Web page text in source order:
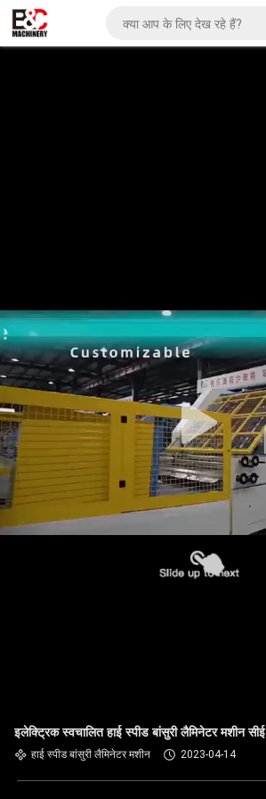
इलेक्ट्रिक स्वचालित हाई स्पीड बांसुरी लैमिनेटर मशीन सीई
हाई स्पीड बांसुरी लैमिनेटर मशीन 2023-04-14